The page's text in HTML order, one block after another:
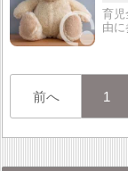
育児
由に
前へ 1